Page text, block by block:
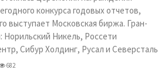
конкурса годовых отчетов,
выступает Московская биржа. Гран-
Норильский Никель, Россети
Сибур Холдинг, Русал и Северсталь
682